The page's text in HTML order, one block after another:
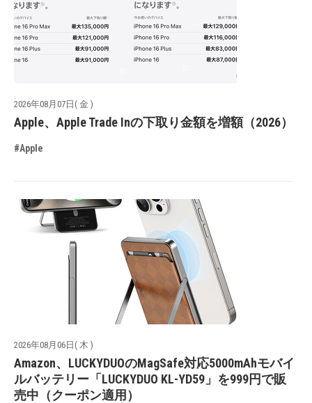
2026年08月07日( 金 )
Apple、Apple Trade Inの下取り金額を増額（2026）
#Apple
2026年08月06日( 木 )
Amazon、LUCKYDUOのMagSafe対応5000mAhモバイ
ルバッテリー「LUCKYDUO KL-YD59」を999円で販
売中（クーポン適用）